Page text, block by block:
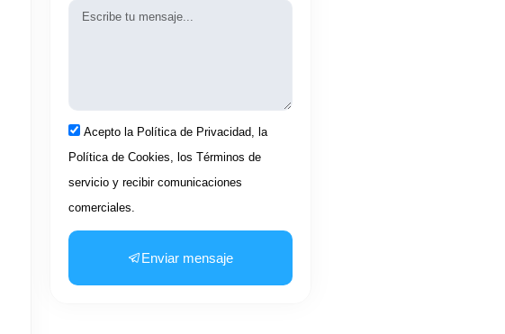
Mensaje
Aceptación
Acepto la Política de Privacidad, la
Política de Cookies, los Términos de
servicio y recibir comunicaciones
comerciales.
Enviar mensaje